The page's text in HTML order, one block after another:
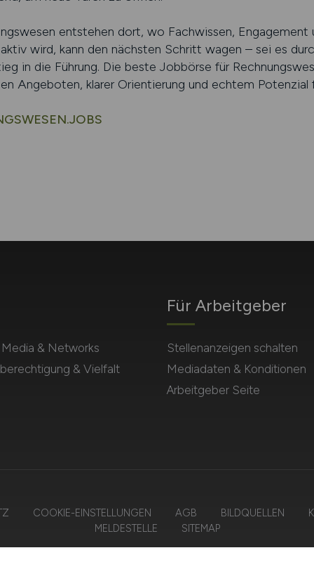
entstehen dort, wo Fachwissen, Engagement
wird, kann den nächsten Schritt wagen – sei es
in die Führung. Die beste Jobbörse für
Angeboten, klarer Orientierung und echtem Potenzial
& Networks
& Vielfalt
Für Arbeitgeber
Stellenanzeigen schalten
Mediadaten & Konditionen
Arbeitgeber Seite
COOKIE-EINSTELLUNGEN AGB BILDQUELLEN
MELDESTELLE
SITEMAP